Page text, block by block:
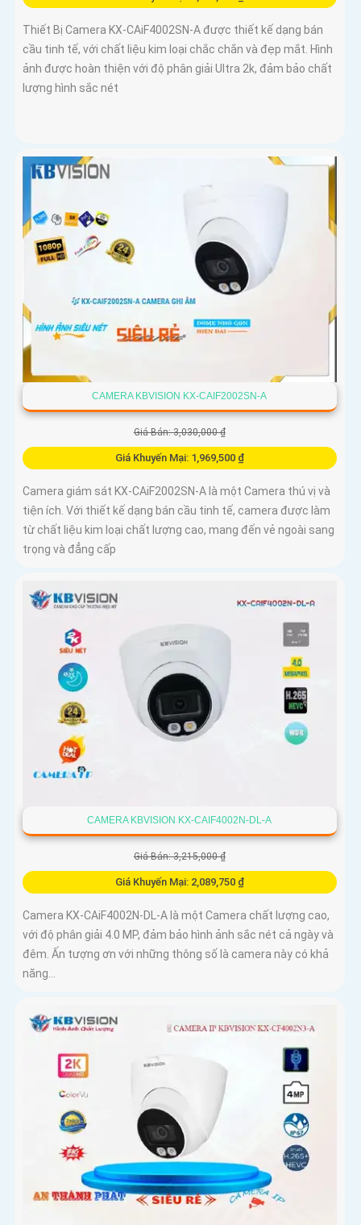
Thiết Bị Camera KX-CAiF4002SN-A được thiết kế dạng bán
cầu tinh tế, với chất liệu kim loại chắc chắn và đẹp mắt. Hình
ảnh được hoàn thiện với độ phân giải Ultra 2k, đảm bảo chất
lượng hình sắc nét
CAMERA KBVISION KX-CAIF2002SN-A
Giá Bán: 3,030,000 ₫
Giá Khuyến Mại: 1,969,500 ₫
Camera giám sát KX-CAiF2002SN-A là một Camera thú vị và
tiện ích. Với thiết kế dạng bán cầu tinh tế, camera được làm
từ chất liệu kim loại chất lượng cao, mang đến vẻ ngoài sang
trọng và đẳng cấp
CAMERA KBVISION KX-CAIF4002N-DL-A
Giá Bán: 3,215,000 ₫
Giá Khuyến Mại: 2,089,750 ₫
Camera KX-CAiF4002N-DL-A là một Camera chất lượng cao,
với độ phân giải 4.0 MP, đảm bảo hình ảnh sắc nét cả ngày và
đêm. Ấn tượng ơn với những thông số là camera này có khả
năng...